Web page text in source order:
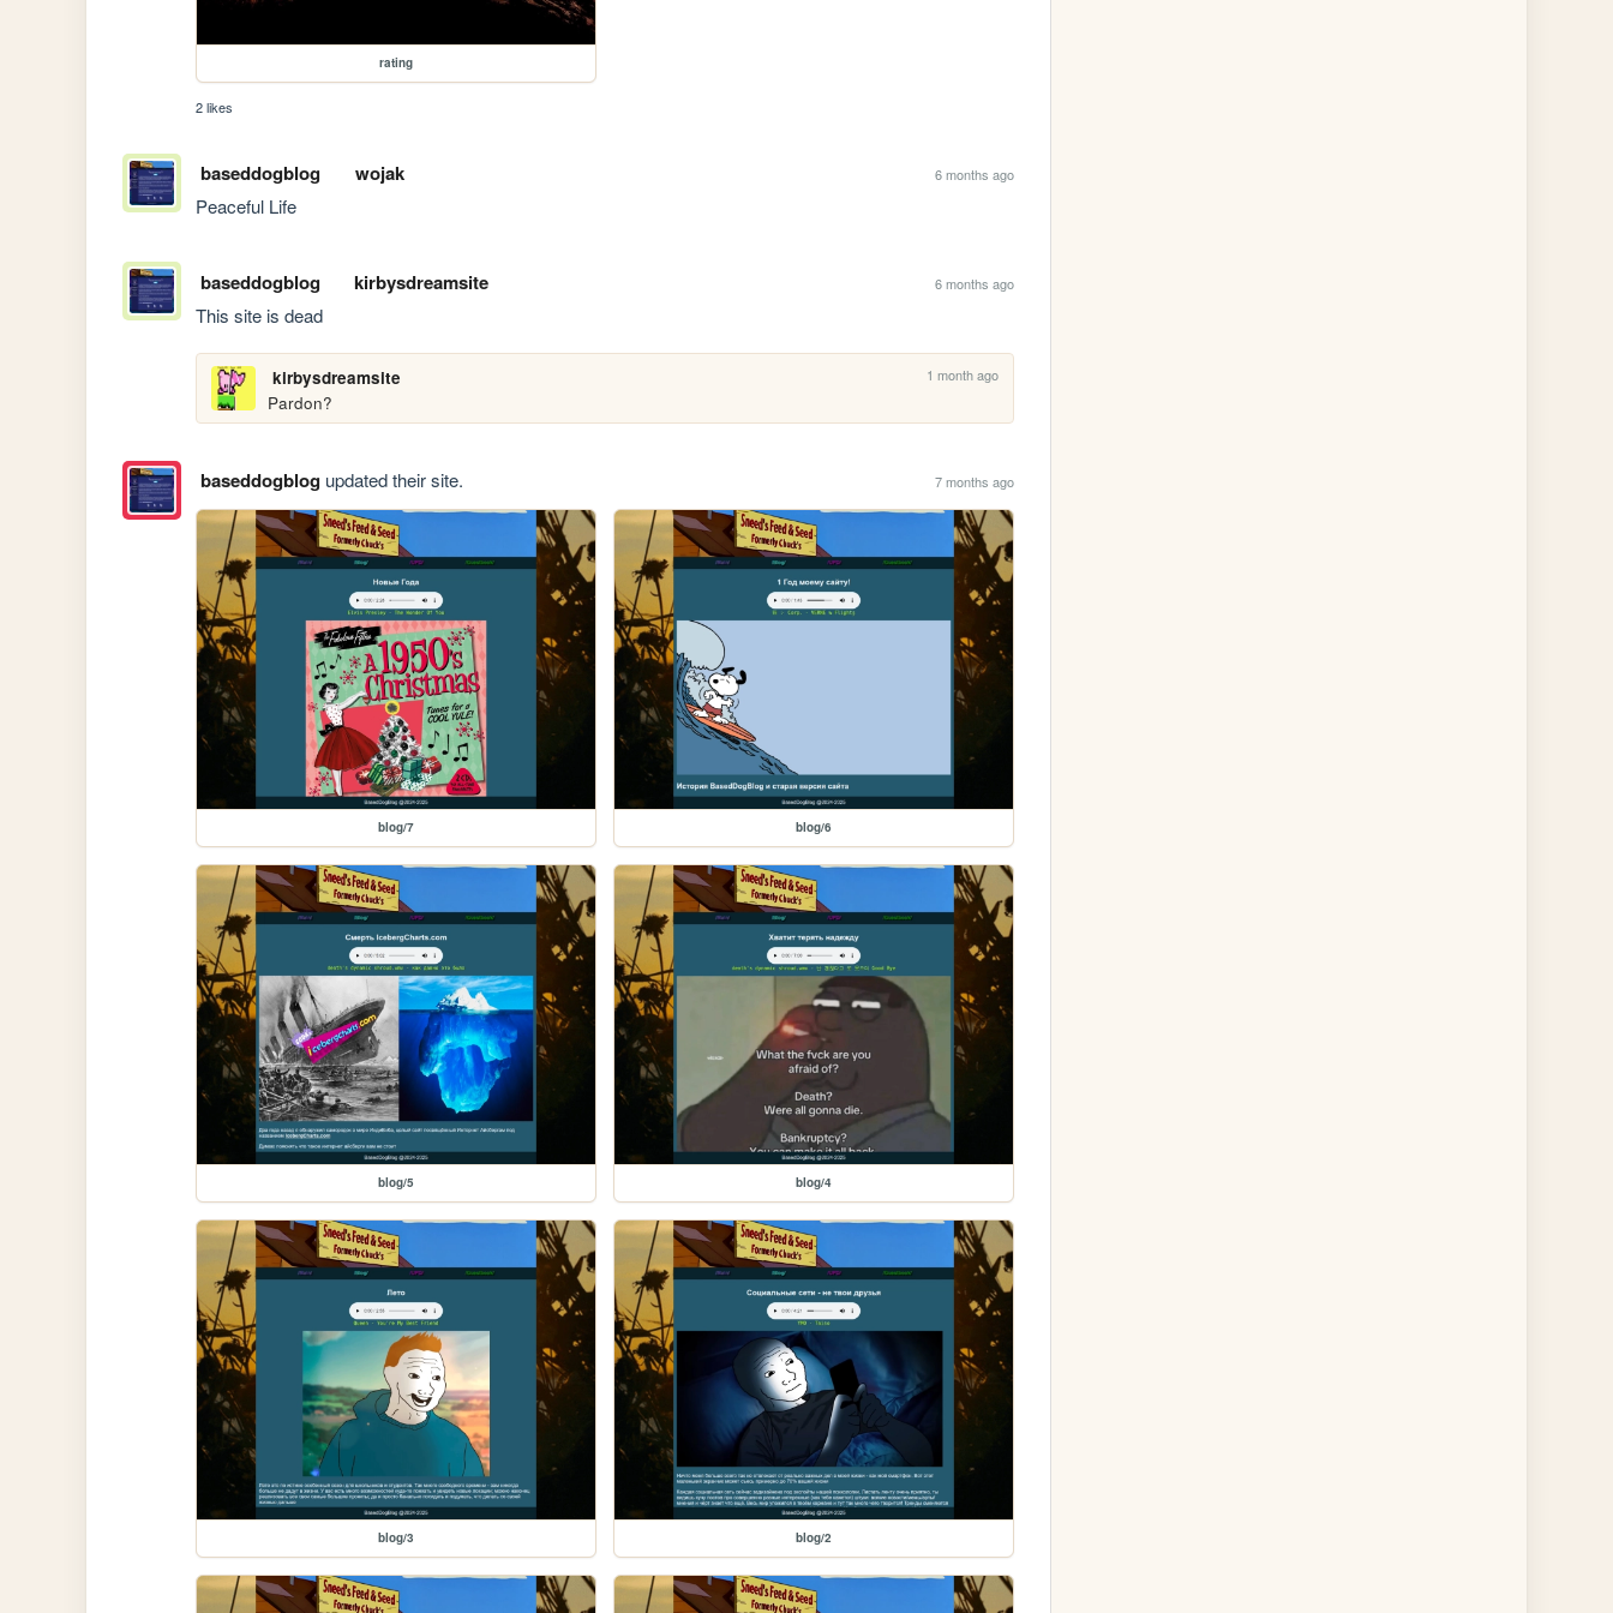
rating
2 likes
baseddogblog wojak 6 months ago
Peaceful Life
baseddogblog kirbysdreamsite 6 months ago
This site is dead
kirbysdreamsite 1 month ago
Pardon?
baseddogblogupdated their site. 7 months ago
blog/7 blog/6
blog/5 blog/4
blog/3 blog/2